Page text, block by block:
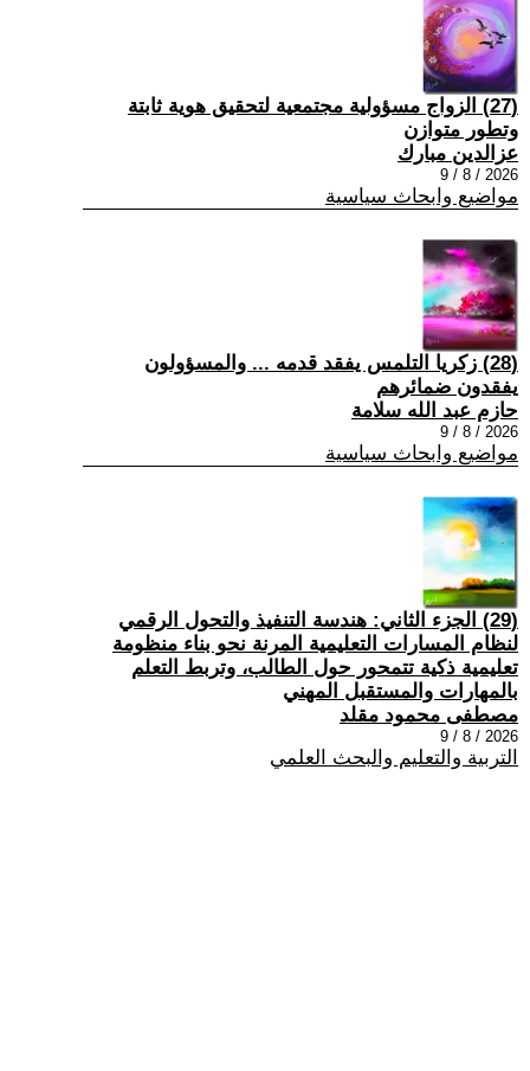
(27) الزواج مسؤولية مجتمعية لتحقيق هوية ثابتة
وتطور متوازن
عزالدين مبارك
2026 / 8 / 9
مواضيع وابحاث سياسية
(28) زكريا التلمس يفقد قدمه ... والمسؤولون
يفقدون ضمائرهم
حازم عبد الله سلامة
2026 / 8 / 9
مواضيع وابحاث سياسية
(29) الجزء الثاني: هندسة التنفيذ والتحول الرقمي
لنظام المسارات التعليمية المرنة نحو بناء منظومة
تعليمية ذكية تتمحور حول الطالب، وتربط التعلم
بالمهارات والمستقبل المهني
مصطفى محمود مقلد
2026 / 8 / 9
التربية والتعليم والبحث العلمي